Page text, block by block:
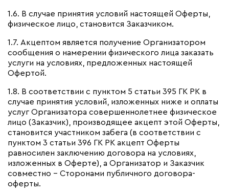
1.6. В случае принятия условий настоящей Оферты,
физическое лицо, становится Заказчиком.
1.7. Акцептом является получение Организатором
сообщения о намерении физического лица заказать
услуги на условиях, предложенных настоящей
Офертой.
1.8. В соответствии с пунктом 5 статьи 395 ГК РК в
случае принятия условий, изложенных ниже и оплаты
услуг Организатора совершеннолетнее физическое
лицо (Заказчик), производящее акцепт этой Оферты,
становится участником забега (в соответствии с
пунктом 3 статьи 396 ГК РК акцепт Оферты
равносилен заключению договора на условиях,
изложенных в Оферте), а Организатор и Заказчик
совместно – Сторонами публичного договора-
оферты.